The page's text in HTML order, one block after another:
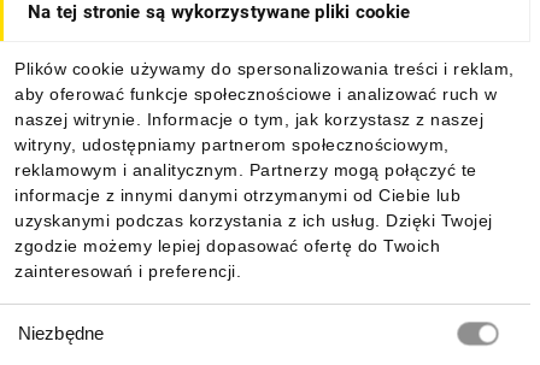
Na tej stronie są wykorzystywane pliki cookie
Plików cookie używamy do spersonalizowania treści i reklam,
aby oferować funkcje społecznościowe i analizować ruch w
naszej witrynie. Informacje o tym, jak korzystasz z naszej
witryny, udostępniamy partnerom społecznościowym,
reklamowym i analitycznym. Partnerzy mogą połączyć te
informacje z innymi danymi otrzymanymi od Ciebie lub
uzyskanymi podczas korzystania z ich usług. Dzięki Twojej
zgodzie możemy lepiej dopasować ofertę do Twoich
zainteresowań i preferencji.
zgody
Niezbędne
Informacje
Pobierz naszą aplikację mobilną: